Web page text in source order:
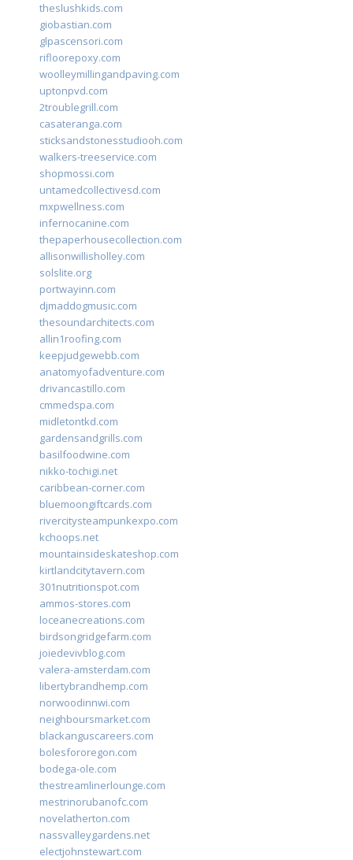
theslushkids.com
giobastian.com
glpascensori.com
rifloorepoxy.com
woolleymillingandpaving.com
uptonpvd.com
2troublegrill.com
casateranga.com
sticksandstonesstudiooh.com
walkers-treeservice.com
shopmossi.com
untamedcollectivesd.com
mxpwellness.com
infernocanine.com
thepaperhousecollection.com
allisonwillisholley.com
solslite.org
portwayinn.com
djmaddogmusic.com
thesoundarchitects.com
allin1roofing.com
keepjudgewebb.com
anatomyofadventure.com
drivancastillo.com
cmmedspa.com
midletontkd.com
gardensandgrills.com
basilfoodwine.com
nikko-tochigi.net
caribbean-corner.com
bluemoongiftcards.com
rivercitysteampunkexpo.com
kchoops.net
mountainsideskateshop.com
kirtlandcitytavern.com
301nutritionspot.com
ammos-stores.com
loceanecreations.com
birdsongridgefarm.com
joiedevivblog.com
valera-amsterdam.com
libertybrandhemp.com
norwoodinnwi.com
neighboursmarket.com
blackanguscareers.com
bolesfororegon.com
bodega-ole.com
thestreamlinerlounge.com
mestrinorubanofc.com
novelatherton.com
nassvalleygardens.net
electjohnstewart.com